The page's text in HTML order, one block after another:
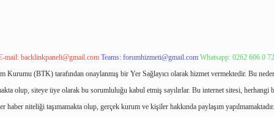
mail: backlinkpaneli@gmail.com Teams: forumhizmeti@gmail.com Whatsapp: 0262 606 0
(BTK) tarafından onaylanmış bir Yer Sağlayıcı olarak hizmet vermektedir. Bu
olup, siteye üye olarak bu sorumluluğu kabul etmiş sayılırlar. Bu internet sitesi, herhangi
haber niteliği taşımamakta olup, gerçek kurum ve kişiler hakkında paylaşım